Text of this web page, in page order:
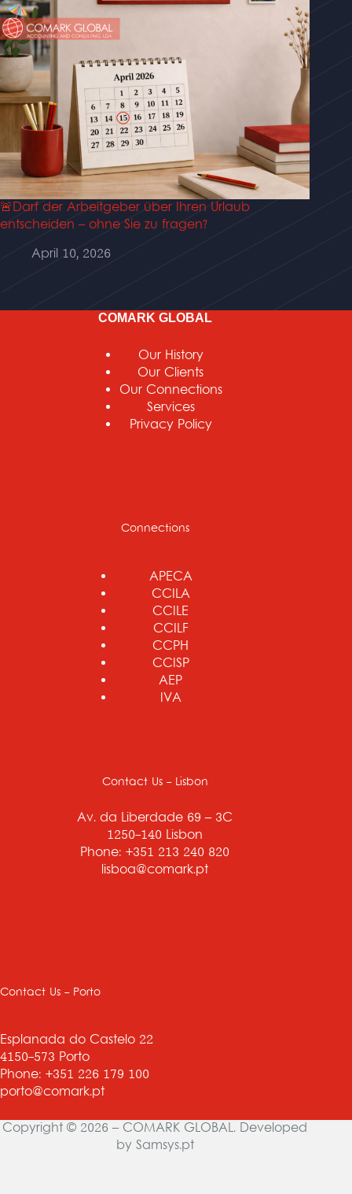
🚨Darf der Arbeitgeber über Ihren Urlaub
entscheiden – ohne Sie zu fragen?
April 10, 2026
COMARK GLOBAL
Our History
Our Clients
Our Connections
Services
Privacy Policy
Connections
APECA
CCILA
CCILE
CCILF
CCPH
CCISP
AEP
IVA
Contact Us - Lisbon
Av. da Liberdade 69 – 3C
1250-140 Lisbon
Phone: +351 213 240 820
lisboa@comark.pt
Contact Us - Porto
Esplanada do Castelo 22
4150-573 Porto
Phone: +351 226 179 100
porto@comark.pt
Copyright © 2026 – COMARK GLOBAL. Developed
by Samsys.pt